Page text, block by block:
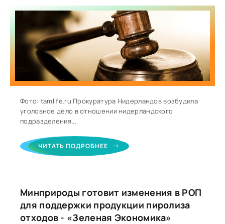
Фото: tamlife.ru Прокуратура Нидерландов возбудила
уголовное дело в отношении нидерландского
подразделения...
ЧИТАТЬ ПОДРОБНЕЕ
Минприроды готовит изменения в РОП
для поддержки продукции пиролиза
отходов - «Зеленая Экономика»